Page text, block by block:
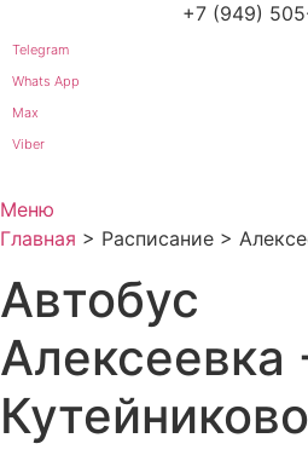
+7 (949)
Telegram
Whats App
Max
Viber
Меню
Главная > Расписание >
Автобус
Алексеевка
Кутейниково